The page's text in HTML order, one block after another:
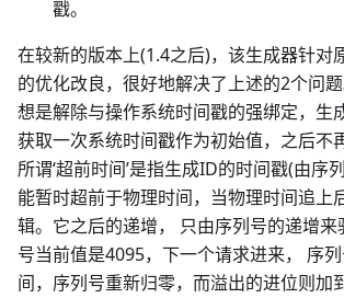
戳。
在较新的版本上(1.4之后)，该生成器针对
的优化改良，很好地解决了上述的2个问
想是解除与操作系统时间戳的强绑定，生
获取一次系统时间戳作为初始值，之后不
所谓‘超前时间’是指生成ID的时间戳(由序
能暂时超前于物理时间，当物理时间追上
辑。它之后的递增， 只由序列号的递增来
号当前值是4095，下一个请求进来， 序
间，序列号重新归零，而溢出的进位则加